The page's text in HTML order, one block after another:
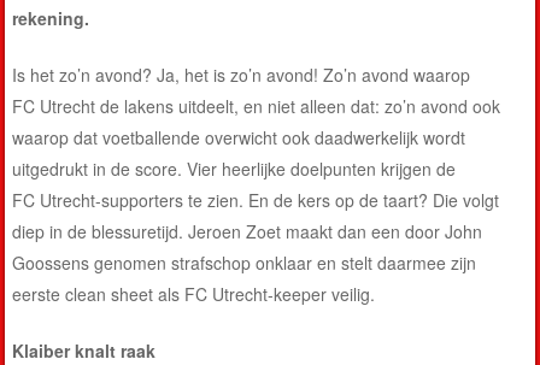
rekening.
Is het zo’n avond? Ja, het is zo’n avond! Zo’n avond waarop
FC Utrecht de lakens uitdeelt, en niet alleen dat: zo’n avond ook
waarop dat voetballende overwicht ook daadwerkelijk wordt
uitgedrukt in de score. Vier heerlijke doelpunten krijgen de
FC Utrecht-supporters te zien. En de kers op de taart? Die volgt
diep in de blessuretijd. Jeroen Zoet maakt dan een door John
Goossens genomen strafschop onklaar en stelt daarmee zijn
eerste clean sheet als FC Utrecht-keeper veilig.
Klaiber knalt raak